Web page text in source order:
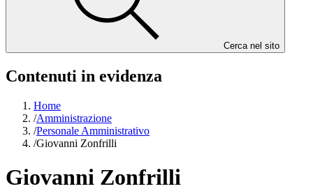
Cerca nel sito
Contenuti in evidenza
Home
/Amministrazione
/Personale Amministrativo
/Giovanni Zonfrilli
Giovanni Zonfrilli